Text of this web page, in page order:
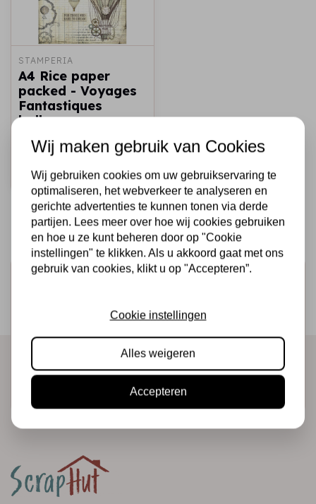
STAMPERIA
A4 Rice paper
packed - Voyages
Fantastiques
balloon
€2,25 Op voorraad
Snel toevoegen
Schrijf je in voor de nieuwsbrief
direct in je mailbox!
Wij maken gebruik van Cookies
Wij gebruiken cookies om uw gebruikservaring te
optimaliseren, het webverkeer te analyseren en
gerichte advertenties te kunnen tonen via derde
partijen. Lees meer over hoe wij cookies gebruiken
en hoe u ze kunt beheren door op "Cookie
instellingen" te klikken. Als u akkoord gaat met ons
gebruik van cookies, klikt u op "Accepteren”.
Cookie instellingen
Alles weigeren
Accepteren